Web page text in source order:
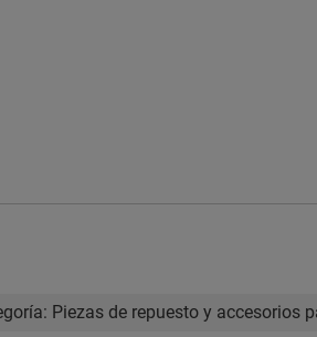
Piezas de repuesto y accesorios